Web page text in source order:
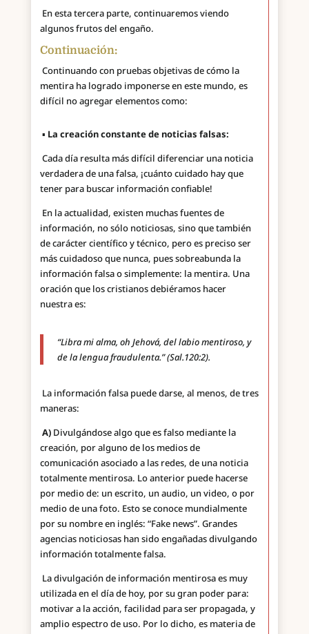
En esta tercera parte, continuaremos viendo
algunos frutos del engaño.
Continuación:
Continuando con pruebas objetivas de cómo la
mentira ha logrado imponerse en este mundo, es
difícil no agregar elementos como:
▪ La creación constante de noticias falsas:
Cada día resulta más difícil diferenciar una noticia
verdadera de una falsa, ¡cuánto cuidado hay que
tener para buscar información confiable!
En la actualidad, existen muchas fuentes de
información, no sólo noticiosas, sino que también
de carácter científico y técnico, pero es preciso ser
más cuidadoso que nunca, pues sobreabunda la
información falsa o simplemente: la mentira. Una
oración que los cristianos debiéramos hacer
nuestra es:
“Libra mi alma, oh Jehová, del labio mentiroso, y
de la lengua fraudulenta.” (Sal.120:2).
La información falsa puede darse, al menos, de tres
maneras:
A) Divulgándose algo que es falso mediante la
creación, por alguno de los medios de
comunicación asociado a las redes, de una noticia
totalmente mentirosa. Lo anterior puede hacerse
por medio de: un escrito, un audio, un video, o por
medio de una foto. Esto se conoce mundialmente
por su nombre en inglés: “Fake news”. Grandes
agencias noticiosas han sido engañadas divulgando
información totalmente falsa.
La divulgación de información mentirosa es muy
utilizada en el día de hoy, por su gran poder para:
motivar a la acción, facilidad para ser propagada, y
amplio espectro de uso. Por lo dicho, es materia de